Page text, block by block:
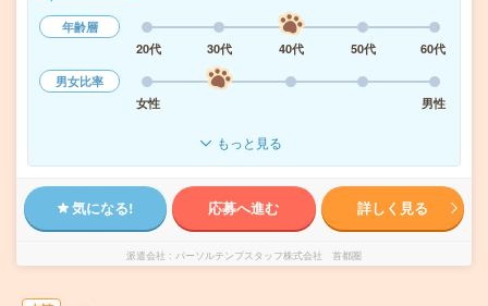
年齢層
20代
30代 40代 50代
60代
男女比率
女性
男性
もっと見る
気になる! 応募へ進む 詳しく見る
派遣会社 パーソルテンプスタッフ株式会社 首都圏